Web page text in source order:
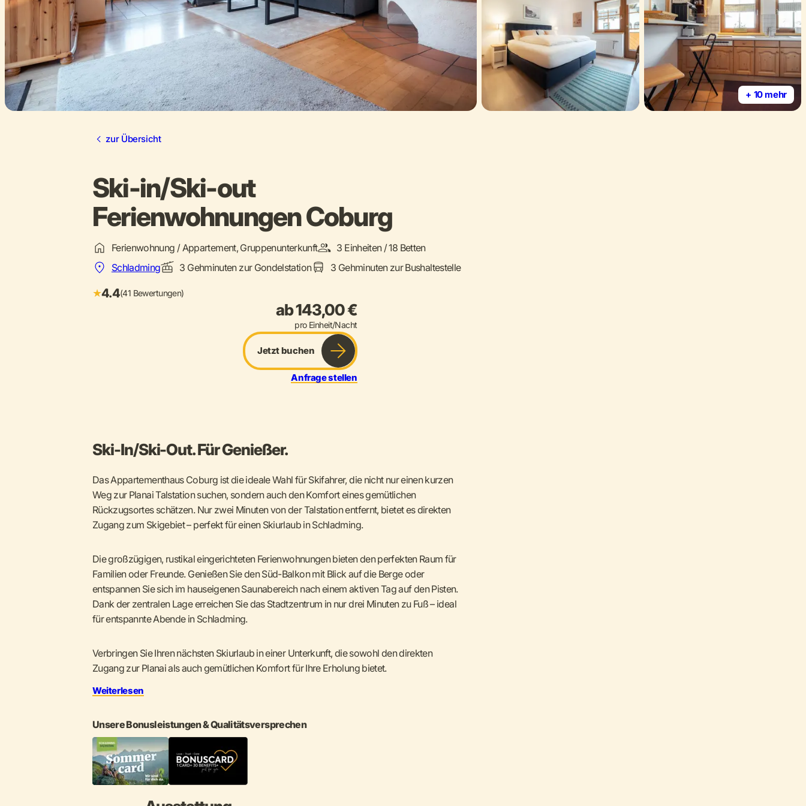
+ 10 mehr
zur Übersicht
Ski-in/Ski-out
Ferienwohnungen Coburg
Ferienwohnung / Appartement, Gruppenunterkunft
3 Einheiten / 18 Betten
Schladming
3 Gehminuten zur Gondelstation 3 Gehminuten zur Bushaltestelle
★4.4(41 Bewertungen)
ab 143,00 €
pro Einheit/Nacht
Jetzt buchen
Anfrage stellen
Ski-In/Ski-Out. Für Genießer.
Das Appartementhaus Coburg ist die ideale Wahl für Skifahrer, die nicht nur einen kurzen
Weg zur Planai Talstation suchen, sondern auch den Komfort eines gemütlichen
Rückzugsortes schätzen. Nur zwei Minuten von der Talstation entfernt, bietet es direkten
Zugang zum Skigebiet – perfekt für einen Skiurlaub in Schladming.
Die großzügigen, rustikal eingerichteten Ferienwohnungen bieten den perfekten Raum für
Familien oder Freunde. Genießen Sie den Süd-Balkon mit Blick auf die Berge oder
entspannen Sie sich im hauseigenen Saunabereich nach einem aktiven Tag auf den Pisten.
Dank der zentralen Lage erreichen Sie das Stadtzentrum in nur drei Minuten zu Fuß – ideal
für entspannte Abende in Schladming.
Verbringen Sie Ihren nächsten Skiurlaub in einer Unterkunft, die sowohl den direkten
Zugang zur Planai als auch gemütlichen Komfort für Ihre Erholung bietet.
Weiterlesen
Unsere Bonusleistungen & Qualitätsversprechen